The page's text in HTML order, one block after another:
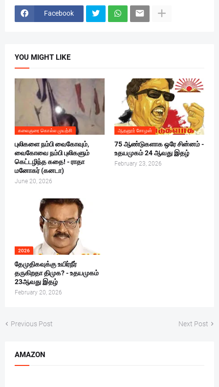
Facebook
YOU MIGHT LIKE
கலைஞரை கொல்ல முயற்சி
புலிகளை நம்பி வைகோவும்,
வைகோவை நம்பி புலிகளும்
கெட்டழிந்த கதை! - ராதா
மனோகர் (கனடா)
June 20, 2026
ஆதனூர் சோழன்
75 ஆண்டுகளாக ஒரே சின்னம் -
உதயமுகம் 24 ஆவது இதழ்
February 23, 2026
2026
தேமுதிகவுக்கு உயிர்நீர்
தருகிறதா திமுக? - உதயமுகம்
23ஆவது இதழ்
February 20, 2026
Previous Post Next Post
AMAZON